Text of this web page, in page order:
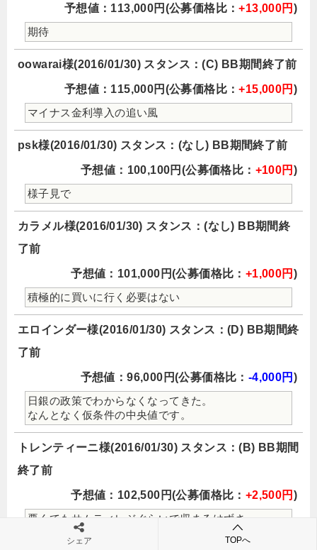
予想値：113,000円(公募価格比：+13,000円 )
期待
oowarai様(2016/01/30) スタンス：(C) BB期間終了前
予想値：115,000円(公募価格比：+15,000円 )
マイナス金利導入の追い風
psk様(2016/01/30) スタンス：(なし) BB期間終了前
予想値：100,100円(公募価格比： +100円 )
様子見で
カラメル様(2016/01/30) スタンス：(なし) BB期間終
了前
予想値：101,000円(公募価格比： +1,000円 )
積極的に買いに行く必要はない
エロインダー様(2016/01/30) スタンス：(D) BB期間終
了前
予想値：96,000円(公募価格比： -4,000円 )
日銀の政策でわからなくなってきた。
なんとなく仮条件の中央値です。
トレンティーニ様(2016/01/30) スタンス：(B) BB期間
終了前
予想値：102,500円(公募価格比： +2,500円 )
悪くてもサムティレジぐらいで収まるはずさ・・・
今年もよろしくお願い致します
シェア TOPへ